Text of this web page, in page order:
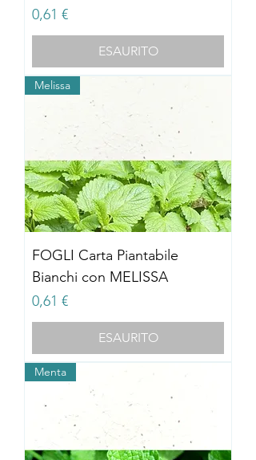
Prezzo
0,61 €
ESAURITO
Melissa
FOGLI Carta Piantabile
Bianchi con MELISSA
Prezzo
0,61 €
ESAURITO
Menta